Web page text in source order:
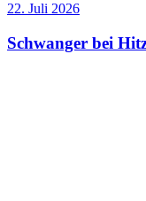
22. Juli 2026
Schwanger bei